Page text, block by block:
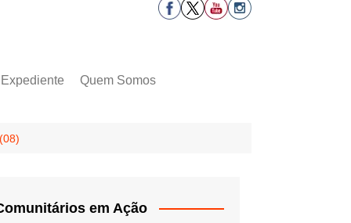
Expediente Quem Somos
em Ação